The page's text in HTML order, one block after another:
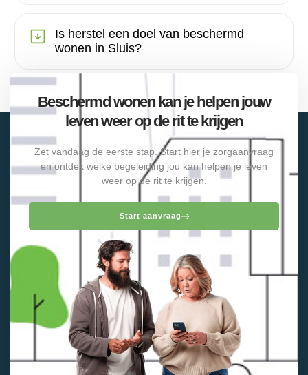
Is herstel een doel van beschermd
wonen in Sluis?
Beschermd wonen kan je helpen jouw
leven weer op de rit te krijgen
Zet vandaag de eerste stap. Start hier je zorgaanvraag
en ontdek welke begeleiding jou kan helpen je leven
weer op de rit te krijgen.
Start aanvraag